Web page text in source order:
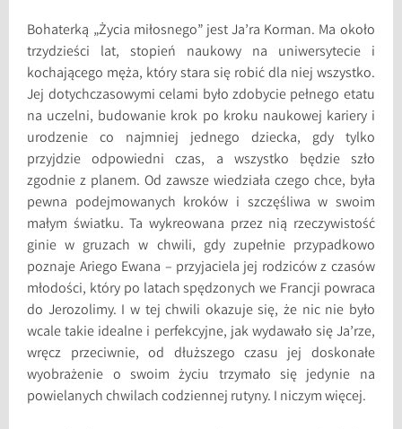
Bohaterką „Życia miłosnego” jest Ja’ra Korman. Ma około
trzydzieści lat, stopień naukowy na uniwersytecie i
kochającego męża, który stara się robić dla niej wszystko.
Jej dotychczasowymi celami było zdobycie pełnego etatu
na uczelni, budowanie krok po kroku naukowej kariery i
urodzenie co najmniej jednego dziecka, gdy tylko
przyjdzie odpowiedni czas, a wszystko będzie szło
zgodnie z planem. Od zawsze wiedziała czego chce, była
pewna podejmowanych kroków i szczęśliwa w swoim
małym światku. Ta wykreowana przez nią rzeczywistość
ginie w gruzach w chwili, gdy zupełnie przypadkowo
poznaje Ariego Ewana – przyjaciela jej rodziców z czasów
młodości, który po latach spędzonych we Francji powraca
do Jerozolimy. I w tej chwili okazuje się, że nic nie było
wcale takie idealne i perfekcyjne, jak wydawało się Ja’rze,
wręcz przeciwnie, od dłuższego czasu jej doskonałe
wyobrażenie o swoim życiu trzymało się jedynie na
powielanych chwilach codziennej rutyny. I niczym więcej.